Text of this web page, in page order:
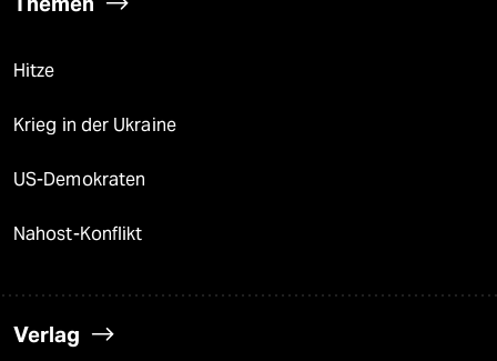
Hitze
Krieg in der Ukraine
US-Demokraten
Nahost-Konflikt
Verlag